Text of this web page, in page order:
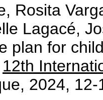
Rosita
Lagacé,
plan for
12th
2024,